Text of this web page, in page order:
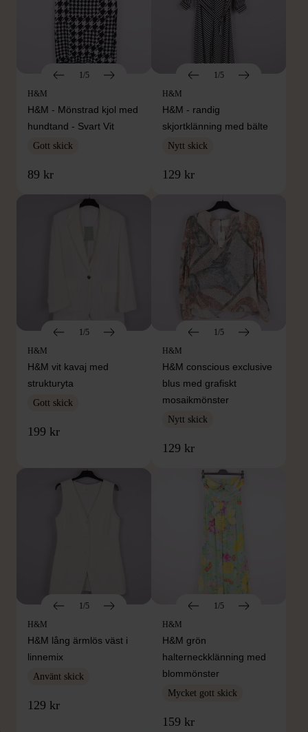
1/5
H&M
H&M - Mönstrad kjol med
hundtand - Svart Vit
Gott skick
89 kr
1/5
H&M
H&M - randig
skjortklänning med bälte
Nytt skick
129 kr
1/5
H&M
H&M vit kavaj med
strukturyta
Gott skick
199 kr
1/5
H&M
H&M conscious exclusive
blus med grafiskt
mosaikmönster
Nytt skick
129 kr
1/5
H&M
H&M lång ärmlös väst i
linnemix
Använt skick
129 kr
1/5
H&M
H&M grön
halterneckklänning med
blommönster
Mycket gott skick
159 kr